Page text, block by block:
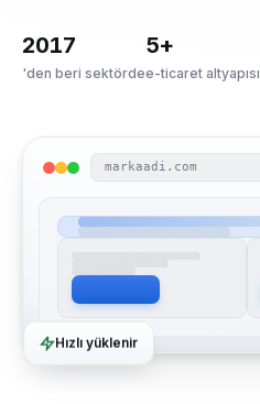
2017
'den beri sektörde
5+
e-ticaret altyapısı
markaadi.com
Hızlı yüklenir